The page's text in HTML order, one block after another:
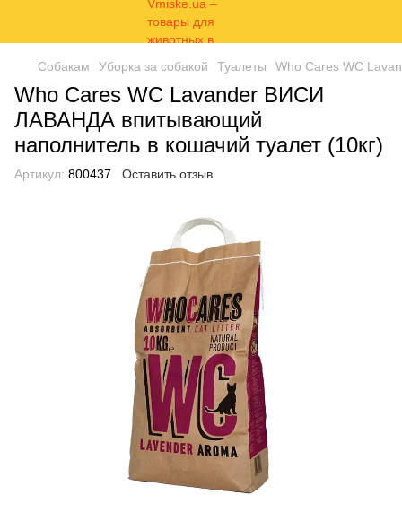
Собакам Уборка за собакой Туалеты Who Cares WC
Who Cares WC Lavander ВИСИ
ЛАВАНДА впитывающий
наполнитель в кошачий туалет (10кг)
Артикул: 800437 Оставить отзыв